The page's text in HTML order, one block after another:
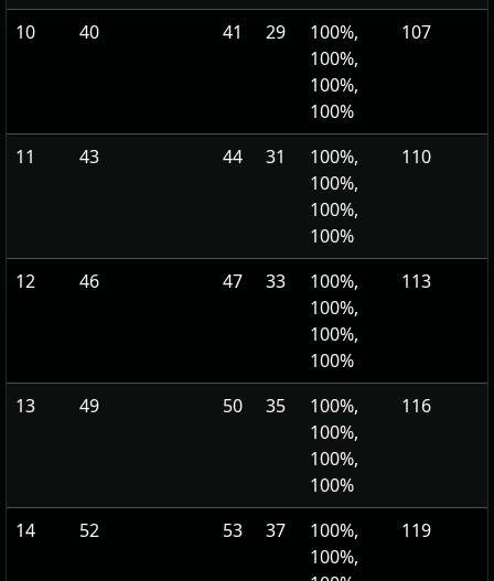
10 40 41 29
100%,
100%,
100%,
100%
107
11 43 44 31
100%,
100%,
100%,
100%
110
12 46 47 33
100%,
100%,
100%,
100%
113
13 49 50 35
100%,
100%,
100%,
100%
116
14 52 53 37
100%,
100%,
119